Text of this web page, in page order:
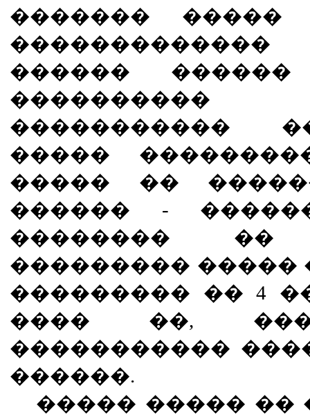
������� �����
������ ������
����������
�����������
�����
����� ��
������ -
�������� ��
��������� �����
��������� �� 4
���� ��, ���
�����������
������.
����� ����� ��